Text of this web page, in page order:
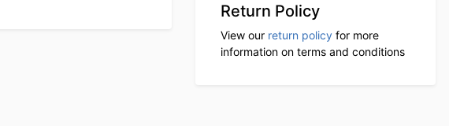
Return Policy
View our return policy for more
information on terms and conditions